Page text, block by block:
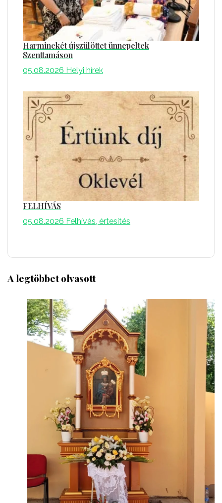
Harminckét újszülöttet ünnepeltek
Szenttamáson
05.08.2026 Helyi hírek
FELHÍVÁS
05.08.2026 Felhívás, értesítés
A legtöbbet olvasott